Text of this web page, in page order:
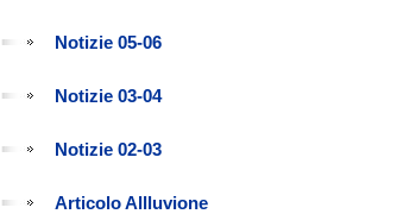
Notizie 05-06
Notizie 03-04
Notizie 02-03
Articolo Allluvione